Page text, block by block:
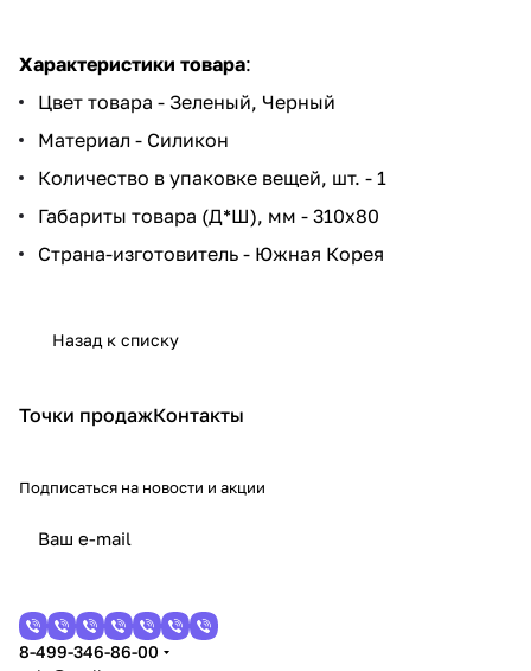
Характеристики товара:
Цвет товара - Зеленый, Черный
Материал - Силикон
Количество в упаковке вещей, шт. - 1
Габариты товара (Д*Ш), мм - 310x80
Страна-изготовитель - Южная Корея
Назад к списку
Точки продажКонтакты
Подписаться на новости и акции
8-499-346-86-00